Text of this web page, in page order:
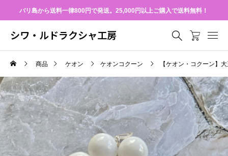
バリ島から送料一律800円で発送。25,000円以上ご購入で送料無料！
シワ・ルドラクシャ工房
商品 ケオン ケオンコクーン 【ケオン・コクーン】